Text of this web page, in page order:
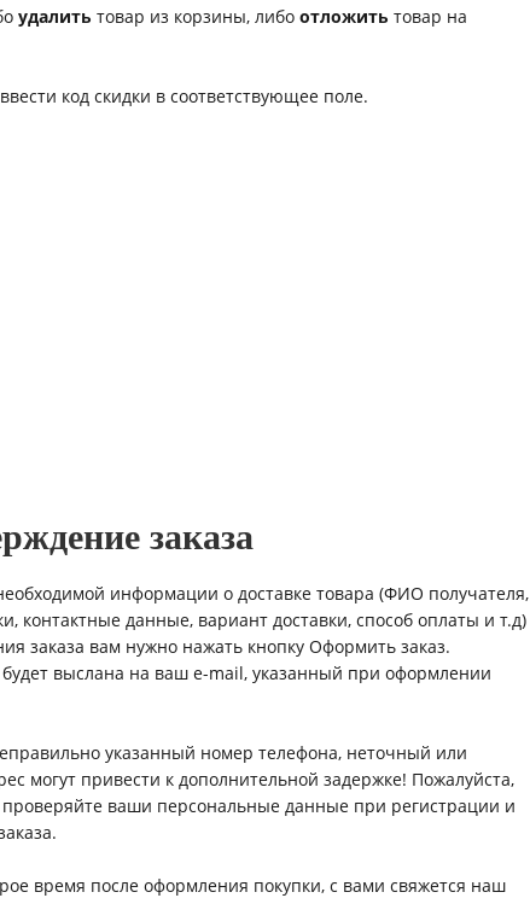
удалить товар из корзины, либо отложить товар на
код скидки в соответствующее поле.
заказа
информации о доставке товара (ФИО получателя,
контактные данные, вариант доставки, способ оплаты и т.д)
заказа вам нужно нажать кнопку Оформить заказ.
будет выслана на ваш e-mail, указанный при оформлении
указанный номер телефона, неточный или
могут привести к дополнительной задержке! Пожалуйста,
ваши персональные данные при регистрации и
время после оформления покупки, с вами свяжется наш